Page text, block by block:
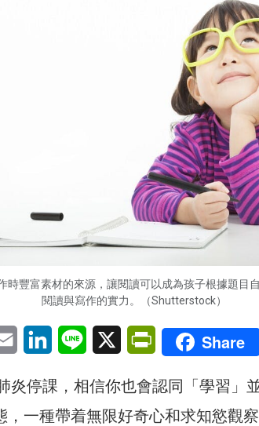
時豐富素材的來源，讓閱讀可以成為孩子根據題目
閱讀與寫作的實力。（Shutterstock）
Email LinkedInLine X PrintFriendly
Share
炎停課，相信你也會認同「學習」
一種帶着無限好奇心和求知慾觀察